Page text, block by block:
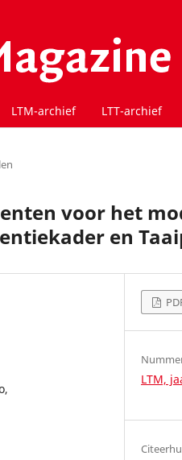
LTM-archief LTT-archief
voor het
en
LTM,